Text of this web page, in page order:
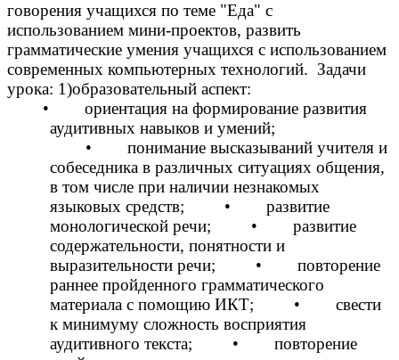
говорения учащихся по теме "Еда" с
использованием мини-проектов, развить
грамматические умения учащихся с использованием
современных компьютерных технологий. Задачи
урока: 1)образовательный аспект:
• ориентация на формирование развития
аудитивных навыков и умений;
• понимание высказываний учителя и
собеседника в различных ситуациях общения,
в том числе при наличии незнакомых
языковых средств; • развитие
монологической речи; • развитие
содержательности, понятности и
выразительности речи; • повторение
раннее пройденного грамматического
материала с помощию ИКТ; • свести
к минимуму сложность восприятия
аудитивного текста; • повторение